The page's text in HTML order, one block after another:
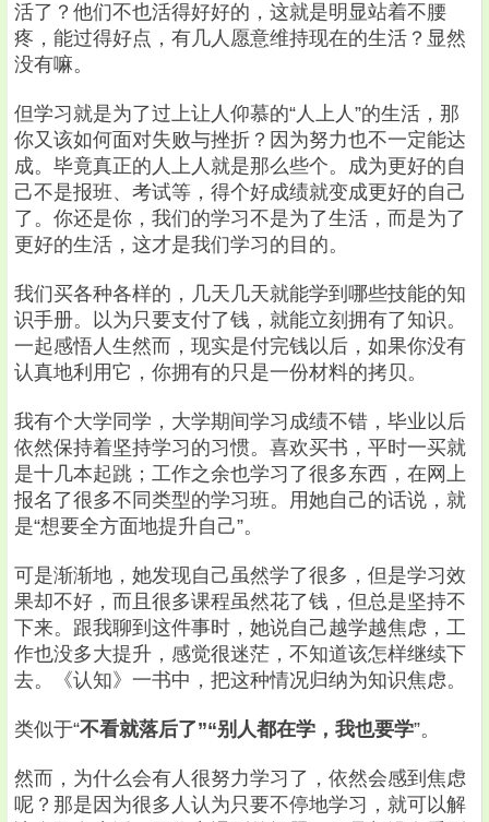
活了？他们不也活得好好的，这就是明显站着不腰
疼，能过得好点，有几人愿意维持现在的生活？显然
没有嘛。
但学习就是为了过上让人仰慕的“人上人”的生活，那
你又该如何面对失败与挫折？因为努力也不一定能达
成。毕竟真正的人上人就是那么些个。成为更好的自
己不是报班、考试等，得个好成绩就变成更好的自己
了。你还是你，我们的学习不是为了生活，而是为了
更好的生活，这才是我们学习的目的。
我们买各种各样的，几天几天就能学到哪些技能的知
识手册。以为只要支付了钱，就能立刻拥有了知识。
一起感悟人生然而，现实是付完钱以后，如果你没有
认真地利用它，你拥有的只是一份材料的拷贝。
我有个大学同学，大学期间学习成绩不错，毕业以后
依然保持着坚持学习的习惯。喜欢买书，平时一买就
是十几本起跳；工作之余也学习了很多东西，在网上
报名了很多不同类型的学习班。用她自己的话说，就
是“想要全方面地提升自己”。
可是渐渐地，她发现自己虽然学了很多，但是学习效
果却不好，而且很多课程虽然花了钱，但总是坚持不
下来。跟我聊到这件事时，她说自己越学越焦虑，工
作也没多大提升，感觉很迷茫，不知道该怎样继续下
去。《认知》一书中，把这种情况归纳为知识焦虑。
类似于“不看就落后了”“别人都在学，我也要学”。
然而，为什么会有人很努力学习了，依然会感到焦虑
呢？那是因为很多人认为只要不停地学习，就可以解